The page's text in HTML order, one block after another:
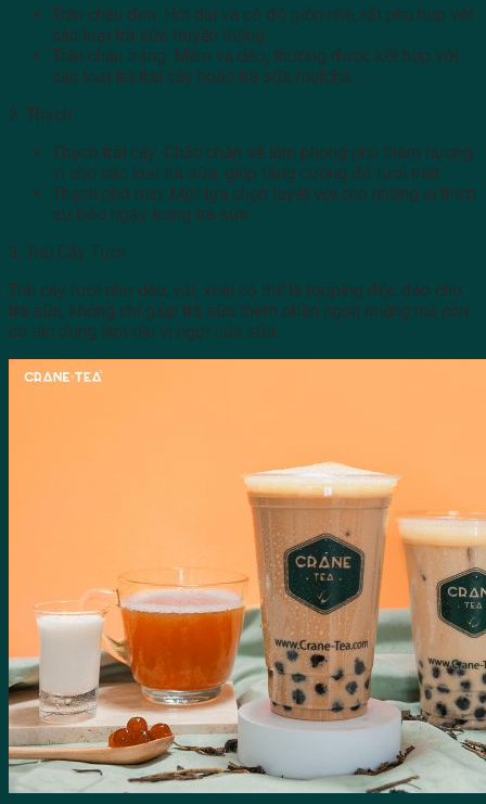
Trân châu đen: Hơi dai và có độ giòn nhẹ, rất phù hợp với
các loại trà sữa truyền thống.
Trân châu trắng: Mềm và dẻo, thường được kết hợp với
các loại trà trái cây hoặc trà sữa matcha.
2. Thạch
Thạch trái cây: Chắc chắn sẽ làm phong phú thêm hương
vị cho các loại trà sữa, giúp tăng cường độ tươi mát.
Thạch phô mai: Một lựa chọn tuyệt vời cho những ai thích
sự béo ngậy trong trà sữa.
3. Trái Cây Tươi
Trái cây tươi như dâu, vải, xoài có thể là topping độc đáo cho
trà sữa, không chỉ giúp trà sữa thêm phần ngon miệng mà còn
có tác dụng làm dịu vị ngọt của sữa.